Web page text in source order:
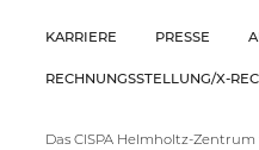
KARRIERE PRESSE
RECHNUNGSSTELLUNG/X-
Das CISPA Helmholtz-